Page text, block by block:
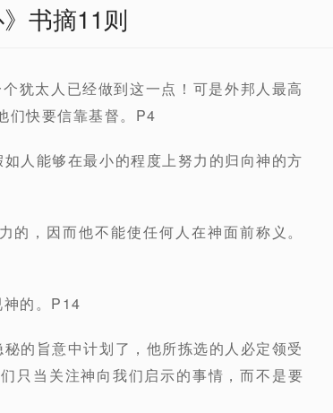
书摘11则
犹太人已经做到这一点！可是外邦人最高
们快要信靠基督。P4
人能够在最小的程度上努力的归向神的方
，因而他不能使任何人在神面前称义。
的。P14
的旨意中计划了，他所拣选的人必定领受
只当关注神向我们启示的事情，而不是要